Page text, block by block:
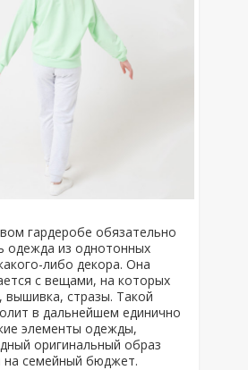
гардеробе обязательно
одежда из однотонных
либо декора. Она
с вещами, на которых
вышивка, стразы. Такой
в дальнейшем единично
элементы одежды,
оригинальный образ
на семейный бюджет.